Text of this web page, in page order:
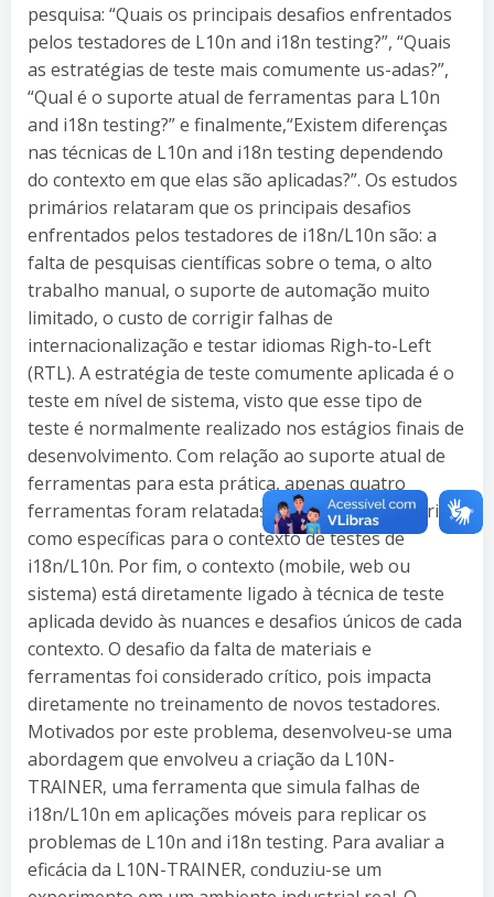
pesquisa: “Quais os principais desafios enfrentados
pelos testadores de L10n and i18n testing?”, “Quais
as estratégias de teste mais comumente us-adas?”,
“Qual é o suporte atual de ferramentas para L10n
and i18n testing?” e finalmente,“Existem diferenças
nas técnicas de L10n and i18n testing dependendo
do contexto em que elas são aplicadas?”. Os estudos
primários relataram que os principais desafios
enfrentados pelos testadores de i18n/L10n são: a
falta de pesquisas científicas sobre o tema, o alto
trabalho manual, o suporte de automação muito
limitado, o custo de corrigir falhas de
internacionalização e testar idiomas Righ-to-Left
(RTL). A estratégia de teste comumente aplicada é o
teste em nível de sistema, visto que esse tipo de
teste é normalmente realizado nos estágios finais de
desenvolvimento. Com relação ao suporte atual de
ferramentas para esta prática, apenas quatro
ferramentas foram relatadas nos estudos primários
como específicas para o contexto de testes de
i18n/L10n. Por fim, o contexto (mobile, web ou
sistema) está diretamente ligado à técnica de teste
aplicada devido às nuances e desafios únicos de cada
contexto. O desafio da falta de materiais e
ferramentas foi considerado crítico, pois impacta
diretamente no treinamento de novos testadores.
Motivados por este problema, desenvolveu-se uma
abordagem que envolveu a criação da L10N-
TRAINER, uma ferramenta que simula falhas de
i18n/L10n em aplicações móveis para replicar os
problemas de L10n and i18n testing. Para avaliar a
eficácia da L10N-TRAINER, conduziu-se um